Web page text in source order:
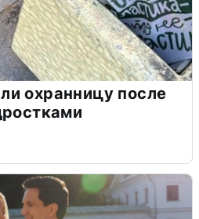
охранницу после